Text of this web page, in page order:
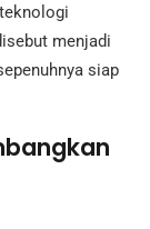
menjadi
siap